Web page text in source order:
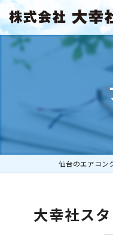
仙台のエアコン
大幸社ス